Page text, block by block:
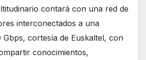
contará con una red de
interconectados a una
Gbps, cortesía de Euskaltel, con
conocimientos,